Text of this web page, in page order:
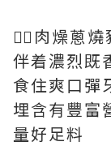
👉🏻肉燥蔥
伴着濃烈既
食住爽口彈
埋含有豐富
量好足料